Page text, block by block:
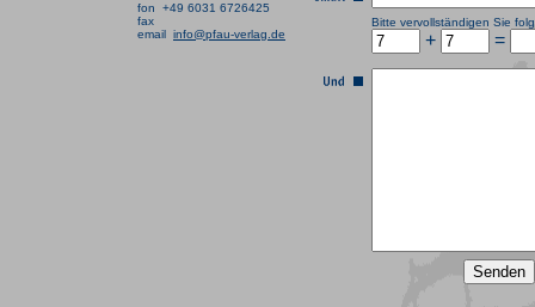
fon +49 6031 6726425
fax
email info@pfau-verlag.de
Bitte vervollständigen Sie
+ =